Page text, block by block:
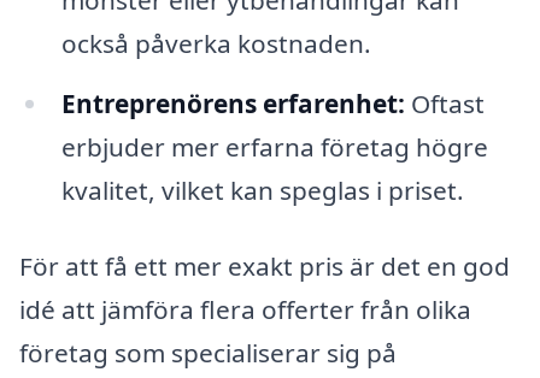
också påverka kostnaden.
Entreprenörens erfarenhet: Oftast
erbjuder mer erfarna företag högre
kvalitet, vilket kan speglas i priset.
För att få ett mer exakt pris är det en god
idé att jämföra flera offerter från olika
företag som specialiserar sig på